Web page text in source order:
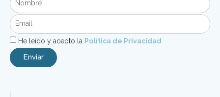
He leído y acepto la Política de Privacidad
Enviar